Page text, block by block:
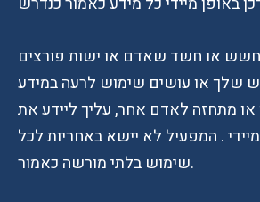
או חשד שאדם או ישות פורצים
שלך או עושים שימוש לרעה במידע
מתחזה לאדם אחר, עליך ליידע את
. המפעיל לא יישא באחריות לכל
שימוש בלתי מורשה כאמור.